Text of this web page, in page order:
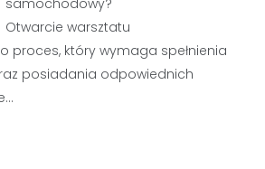
samochodowy?
Otwarcie warsztatu
proces, który wymaga spełnienia
posiadania odpowiednich